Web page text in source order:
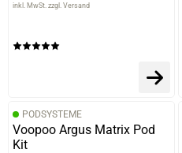
inkl. MwSt. zzgl. Versand
PODSYSTEME
Voopoo Argus Matrix Pod
Kit